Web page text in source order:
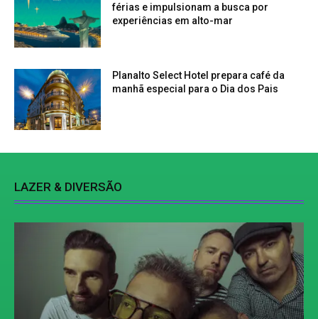
férias e impulsionam a busca por
experiências em alto-mar
Planalto Select Hotel prepara café da
manhã especial para o Dia dos Pais
LAZER & DIVERSÃO